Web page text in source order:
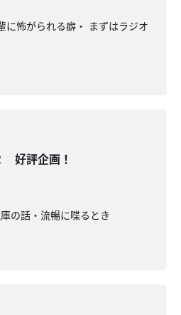
に怖がられる癖・ まずはラジオ
好評企画！
の話・流暢に喋るとき